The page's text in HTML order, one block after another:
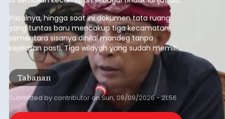
pelaksanaan RTRW.
Pasalnya, hingga saat ini dokumen tata ruang
yang tuntas baru mencakup tiga kecamatan,
sementara sisanya dinilai mandeg tanpa
kejelasan pasti. Tiga wilayah yang sudah memiliki
RDTR tersebut meliputi Kecamatan Kediri,
Tabanan, dan Selemadeg Barat.
Tabanan
Submitted bycontributoronSun, 08/09/2026 - 21:56